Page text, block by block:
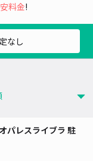
料金!
なし
パレスライブラ 駐